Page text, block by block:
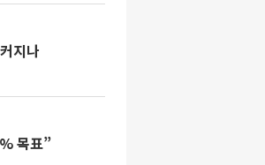
지나
목표”